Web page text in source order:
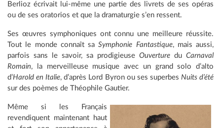
Berlioz écrivait lui-même une partie des livrets de ses opéras
ou de ses oratorios et que la dramaturgie s’en ressent.
Ses œuvres symphoniques ont connu une meilleure réussite.
Tout le monde connaît saSymphonie Fantastique, mais aussi,
parfois sans le savoir, sa prodigieuse Ouverture du Carnaval
Romain, la merveilleuse musique avec un grand solo d’alto
d’Harold en Italie, d’après Lord Byron ou ses superbes Nuits d’été
sur des poèmes de Théophile Gautier.
Même si les Français
revendiquent maintenant haut